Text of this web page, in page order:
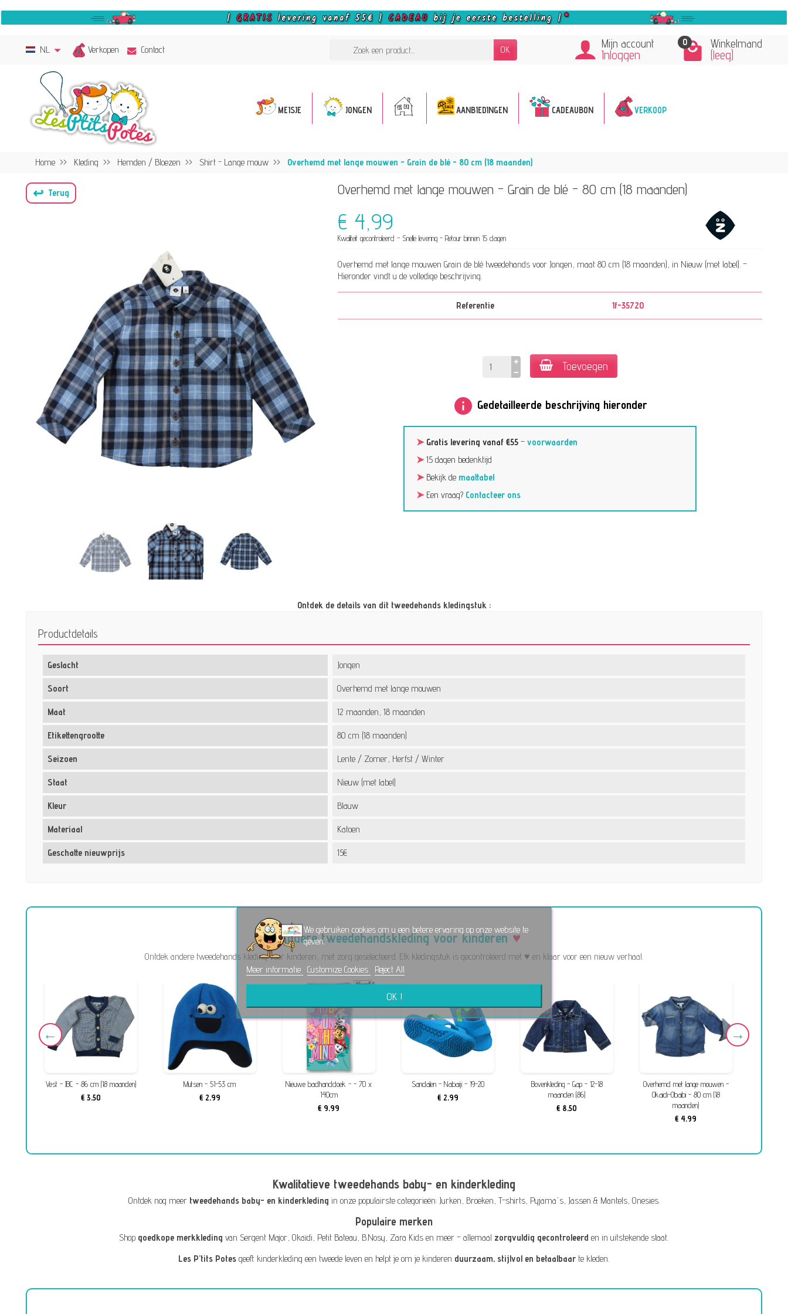
NL Verkopen Contact OK Mijn account
Inloggen
0 Winkelmand
(leeg)
MEISJE JONGEN AANBIEDINGEN CADEAUBON VERKOOP
Home Kleding Hemden / Bloezen Shirt - Lange mouw Overhemd met lange mouwen - Grain de blé - 80 cm (18 maanden)
↩ Terug Overhemd met lange mouwen - Grain de blé - 80 cm (18 maanden)
€ 4,99
Kwaliteit gecontroleerd - Snelle levering - Retour binnen 15 dagen
Overhemd met lange mouwen Grain de blé tweedehands voor Jongen, maat 80 cm (18 maanden), in Nieuw (met label). –
Hieronder vindt u de volledige beschrijving.
Referentie 1f-35720
Toevoegen
info Gedetailleerde beschrijving hieronder
➤ Gratis levering vanaf €55– voorwaarden
➤15 dagen bedenktijd
➤Bekijk de maattabel
➤Een vraag? Contacteer ons
Ontdek de details van dit tweedehands kledingstuk :
Productdetails
Geslacht Jongen
Soort Overhemd met lange mouwen
Maat 12 maanden, 18 maanden
Etikettengrootte 80 cm (18 maanden)
Seizoen Lente / Zomer, Herfst / Winter
Staat Nieuw (met label)
Kleur Blauw
Materiaal Katoen
Geschatte nieuwprijs 15€
Andere tweedehandskleding voor kinderen
Ontdek andere tweedehands kleding voor kinderen, met zorg geselecteerd. Elk kledingstuk is gecontroleerd met ♥ en klaar voor een nieuw verhaal.
Vest - JBC - 86 cm (18 maanden)
€ 3,50
Mutsen - 51-53 cm
€ 2,99
Nieuwe badhanddoek - - 70 x
140cm
€ 9,99
Sandalen - Nabaiji - 19-20
€ 2,99
Bovenkleding - Gap - 12-18
maanden (86)
€ 8,50
Overhemd met lange mouwen -
Okaidi-Obaibi - 80 cm (18
maanden)
€ 4,99
Kwalitatieve tweedehands baby- en kinderkleding
Ontdek nog meer tweedehands baby- en kinderkleding in onze populairste categorieën: Jurken, Broeken, T-shirts, Pyjama's, Jassen & Mantels, Onesies.
Populaire merken
Shop goedkope merkkleding vanSergent Major,Okaïdi, Petit Bateau, B.Nosy, Zara Kids en meer – allemaal zorgvuldig gecontroleerd en in uitstekende staat.
Les P’tits Potes geeft kinderkleding een tweede leven en helpt je om je kinderen duurzaam, stijlvol en betaalbaar te kleden.
We gebruiken cookies om u een betere ervaring op onze website te
geven.
Meer informatie Customize Cookies Reject All
OK !